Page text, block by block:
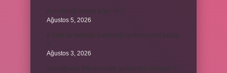
Avcı böreği fırında pişer mi ?
Ağustos 5, 2026
6 aylık bir bebeğe balkabağı çorbası nasıl yapılır
Ağustos 3, 2026
Sen Ağlama İstanbul’daki şarkıyı kim söylüyor ?